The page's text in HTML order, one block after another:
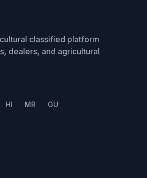
classified platform
dealers, and agricultural
HI MR GU